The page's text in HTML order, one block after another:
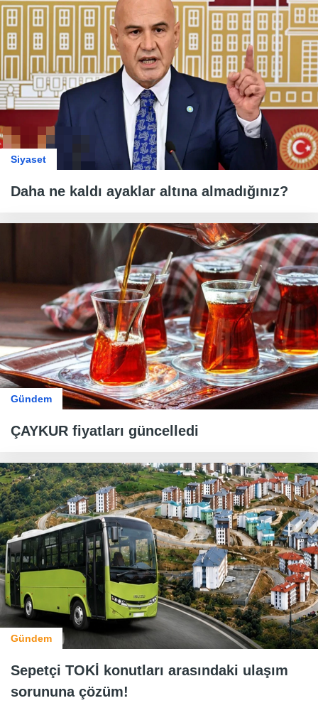
Siyaset
Daha ne kaldı ayaklar altına almadığınız?
Gündem
ÇAYKUR fiyatları güncelledi
Gündem
Sepetçi TOKİ konutları arasındaki ulaşım
sorununa çözüm!